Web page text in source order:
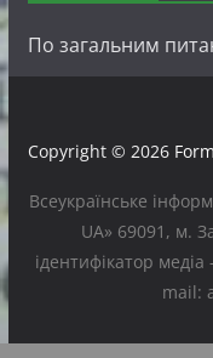
По загальним
Copyright © 2026
Всеукраїнське
UA» 69091, м.
ідентифікатор
mail: